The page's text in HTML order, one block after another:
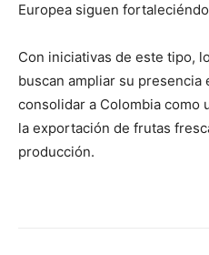
Europea siguen
Con iniciativas de este tipo,
buscan ampliar su presencia
consolidar a Colombia como
la exportación de frutas
producción.